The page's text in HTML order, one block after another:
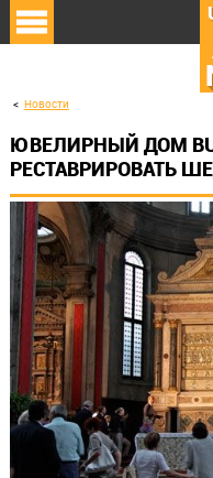
Новости
ЮВЕЛИРНЫЙ ДОМ
РЕСТАВРИРОВАТЬ